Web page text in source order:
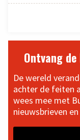
Ontvang
De wereld
achter de feiten
wees mee met
nieuwsbrieven